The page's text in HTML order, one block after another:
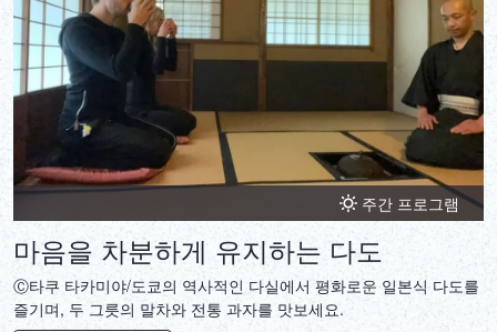
주간 프로그램
마음을 차분하게 유지하는 다도
Ⓒ타쿠 타카미야/도쿄의 역사적인 다실에서 평화로운 일본식 다도를
즐기며, 두 그릇의 말차와 전통 과자를 맛보세요.